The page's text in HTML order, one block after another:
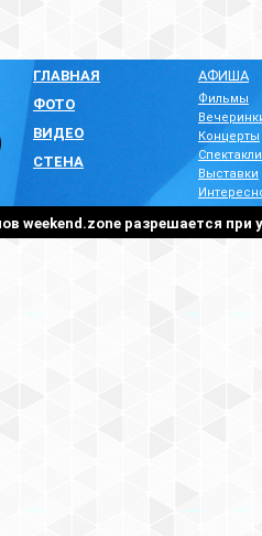
ГЛАВНАЯ
ФОТО
ВИДЕО
СТЕНА
АФИША
Фильмы
Концерты
Спектакли
Выставки
weekend.zone разрешается